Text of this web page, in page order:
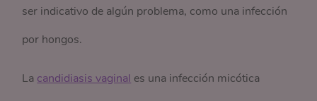
ser indicativo de algún problema, como una infección
por hongos.
La candidiasis vaginal es una infección micótica